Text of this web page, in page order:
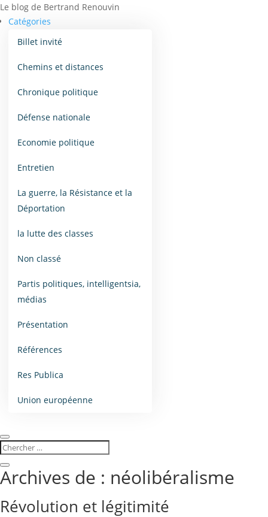
Le blog de Bertrand Renouvin
Catégories
Billet invité
Chemins et distances
Chronique politique
Défense nationale
Economie politique
Entretien
La guerre, la Résistance et la
Déportation
la lutte des classes
Non classé
Partis politiques, intelligentsia,
médias
Présentation
Références
Res Publica
Union européenne
Archives de : néolibéralisme
Révolution et légitimité